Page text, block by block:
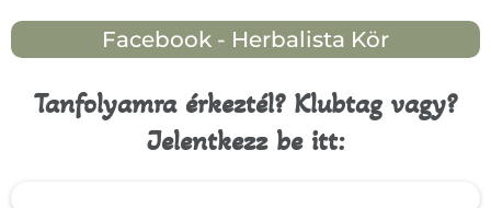
Facebook - Herbalista Kör
Tanfolyamra érkeztél? Klubtag vagy?
Jelentkezz be itt: